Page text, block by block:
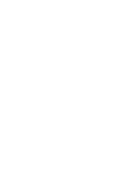
猫虐待致死